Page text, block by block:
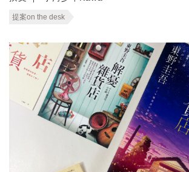
提案on the desk